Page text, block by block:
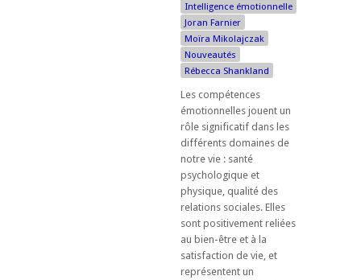
Intelligence émotionnelle
Joran Farnier
Moïra Mikolajczak
Nouveautés
Rébecca Shankland
Les compétences
émotionnelles jouent un
rôle significatif dans les
différents domaines de
notre vie : santé
psychologique et
physique, qualité des
relations sociales. Elles
sont positivement reliées
au bien-être et à la
satisfaction de vie, et
représentent un